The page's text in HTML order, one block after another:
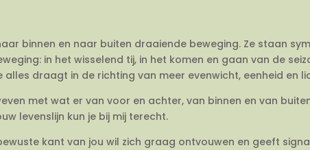
binnen en naar buiten draaiende beweging. Ze staan
in het wisselend tij, in het komen en gaan van de
draagt in de richting van meer evenwicht, eenheid en
met wat er van voor en achter, van binnen en van
levenslijn kun je bij mij terecht.
kant van jou wil zich graag ontvouwen en geeft